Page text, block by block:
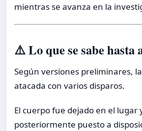
mientras se avanza en la
⚠️ Lo que se sabe hasta
Según versiones preliminares,
atacada con varios disparos.
El cuerpo fue dejado en el lugar
posteriormente puesto a